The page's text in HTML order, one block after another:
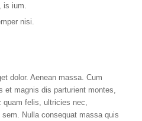
is ium.
nisi.
dolor. Aenean massa. Cum
et magnis dis parturient montes,
felis, ultricies nec,
Nulla consequat massa quis